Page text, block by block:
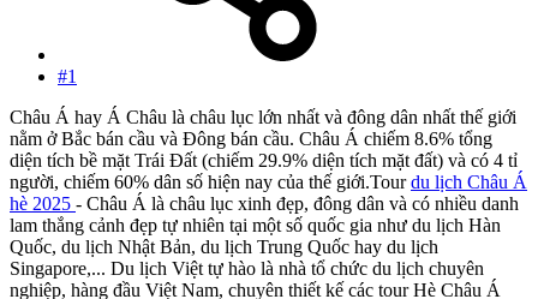
#1
Châu Á hay Á Châu là châu lục lớn nhất và đông dân nhất thế giới
nằm ở Bắc bán cầu và Đông bán cầu. Châu Á chiếm 8.6% tổng
diện tích bề mặt Trái Đất (chiếm 29.9% diện tích mặt đất) và có 4 tỉ
người, chiếm 60% dân số hiện nay của thế giới.Tourdu lịch Châu Á
hè 2025 - Châu Á là châu lục xinh đẹp, đông dân và có nhiều danh
lam thắng cảnh đẹp tự nhiên tại một số quốc gia như du lịch Hàn
Quốc, du lịch Nhật Bản, du lịch Trung Quốc hay du lịch
Singapore,... Du lịch Việt tự hào là nhà tổ chức du lịch chuyên
nghiệp, hàng đầu Việt Nam, chuyên thiết kế các tour Hè Châu Á